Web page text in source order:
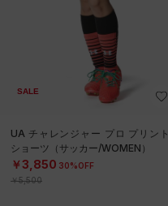
SALE
UA チャレンジャー プロ プリント
ショーツ（サッカー/WOMEN）
￥3,850 30%OFF
￥5,500